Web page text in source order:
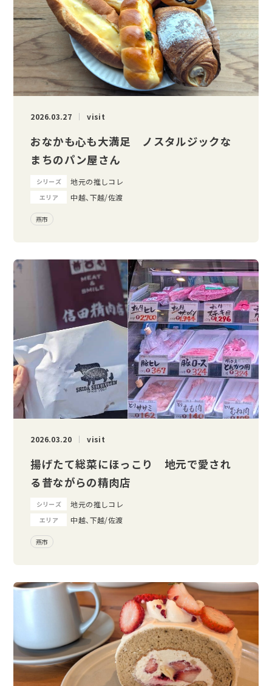
2026.03.27 visit
おなかも心も大満足 ノスタルジックな
まちのパン屋さん
シリーズ 地元の推しコレ
エリア 中越、下越/佐渡
燕市
2026.03.20 visit
揚げたて総菜にほっこり 地元で愛され
る昔ながらの精肉店
シリーズ 地元の推しコレ
エリア 中越、下越/佐渡
燕市